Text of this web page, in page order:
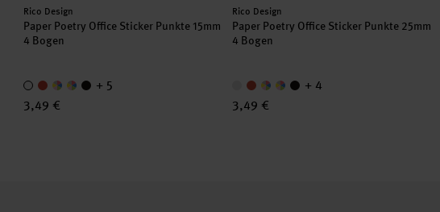
Hersteller:
Rico Design
Paper Poetry Office Sticker Punkte 15mm
4 Bogen
+ 5
3,49 €
Hersteller:
Rico Design
Paper Poetry Office Sticker Punkte 25mm
4 Bogen
+ 4
3,49 €